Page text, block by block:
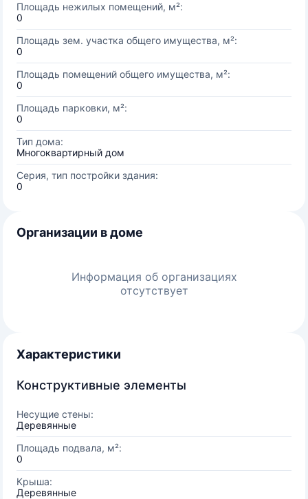
Площадь нежилых помещений, м²:
0
Площадь зем. участка общего имущества, м²:
0
Площадь помещений общего имущества, м²:
0
Площадь парковки, м²:
0
Тип дома:
Многоквартирный дом
Серия, тип постройки здания:
0
Организации в доме
Информация об организациях
отсутствует
Характеристики
Конструктивные элементы
Несущие стены:
Деревянные
Площадь подвала, м²:
0
Крыша:
Деревянные